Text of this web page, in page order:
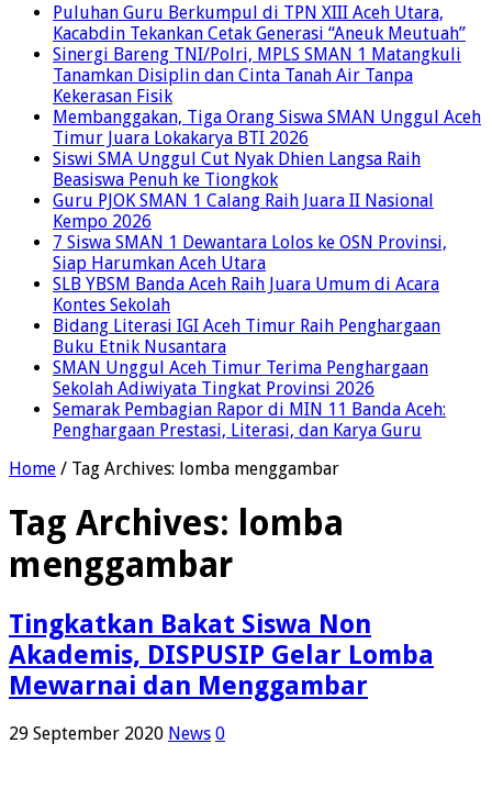
Puluhan Guru Berkumpul di TPN XIII Aceh Utara,
Kacabdin Tekankan Cetak Generasi “Aneuk Meutuah”
Sinergi Bareng TNI/Polri, MPLS SMAN 1 Matangkuli
Tanamkan Disiplin dan Cinta Tanah Air Tanpa
Kekerasan Fisik
Membanggakan, Tiga Orang Siswa SMAN Unggul Aceh
Timur Juara Lokakarya BTI 2026
Siswi SMA Unggul Cut Nyak Dhien Langsa Raih
Beasiswa Penuh ke Tiongkok
Guru PJOK SMAN 1 Calang Raih Juara II Nasional
Kempo 2026
7 Siswa SMAN 1 Dewantara Lolos ke OSN Provinsi,
Siap Harumkan Aceh Utara
SLB YBSM Banda Aceh Raih Juara Umum di Acara
Kontes Sekolah
Bidang Literasi IGI Aceh Timur Raih Penghargaan
Buku Etnik Nusantara
SMAN Unggul Aceh Timur Terima Penghargaan
Sekolah Adiwiyata Tingkat Provinsi 2026
Semarak Pembagian Rapor di MIN 11 Banda Aceh:
Penghargaan Prestasi, Literasi, dan Karya Guru
Home / Tag Archives: lomba menggambar
Tag Archives: lomba
menggambar
Tingkatkan Bakat Siswa Non
Akademis, DISPUSIP Gelar Lomba
Mewarnai dan Menggambar
29 September 2020 News 0